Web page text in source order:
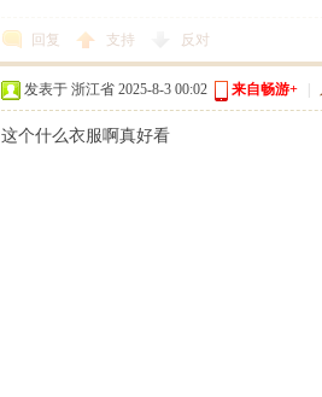
回复 支持 反对
发表于 浙江省 2025-8-3 00:02 来自畅游+
这个什么衣服啊真好看